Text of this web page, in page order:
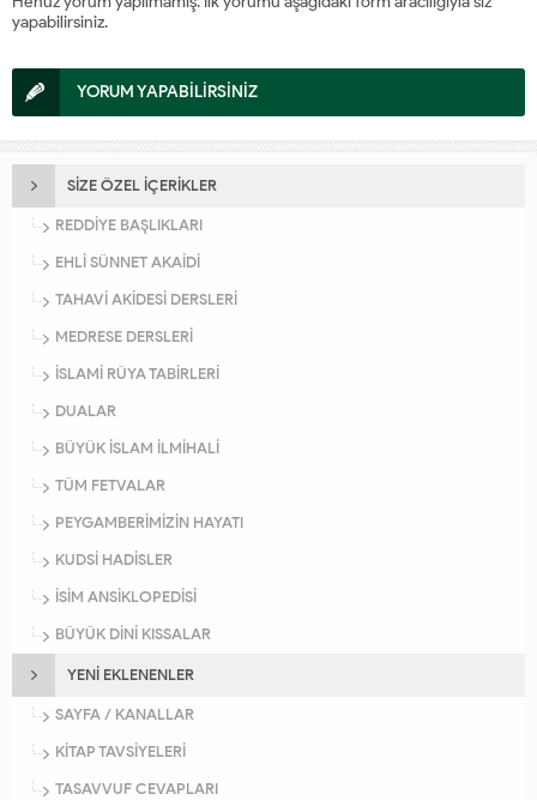
yapabilirsiniz.
YORUM YAPABİLİRSİNİZ
SİZE ÖZEL İÇERİKLER
REDDİYE BAŞLIKLARI
EHLİ SÜNNET AKAİDİ
TAHAVİ AKİDESİ DERSLERİ
MEDRESE DERSLERİ
İSLAMİ RÜYA TABİRLERİ
DUALAR
BÜYÜK İSLAM İLMİHALİ
TÜM FETVALAR
PEYGAMBERİMİZİN HAYATI
KUDSİ HADİSLER
İSİM ANSİKLOPEDİSİ
BÜYÜK DİNİ KISSALAR
YENİ EKLENENLER
SAYFA / KANALLAR
KİTAP TAVSİYELERİ
TASAVVUF CEVAPLARI